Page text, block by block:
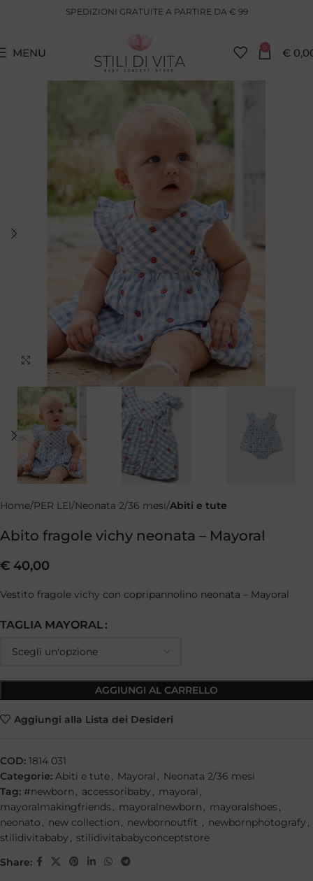
SPEDIZIONI GRATUITE A PARTIRE DA € 99
MENU 0 €
Clicca per ingrandire
Home PER LEI Neonata 2/36 mesi Abiti e tute
Abito fragole vichy neonata – Mayoral
€ 40,00
Vestito fragole vichy con copripannolino neonata – Mayoral
TAGLIA MAYORAL
AGGIUNGI AL CARRELLO
Aggiungi alla Lista dei Desideri
COD: 1814 031
Categorie: Abiti e tute, Mayoral , Neonata 2/36 mesi
Tag: #newborn , accessoribaby , mayoral ,
mayoralmakingfriends , mayoralnewborn , mayoralshoes ,
neonato , new collection , newbornoutfit , newbornphotografy ,
stilidivitababy , stilidivitababyconceptstore
Share: